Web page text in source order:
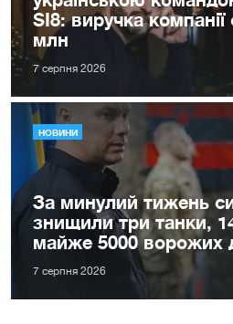
SI8: виручка компанії
млн
7 серпня 2026
НОВИНИ
За минулий тижень
знищили три танки,
майже 5000 ворожих
7 серпня 2026